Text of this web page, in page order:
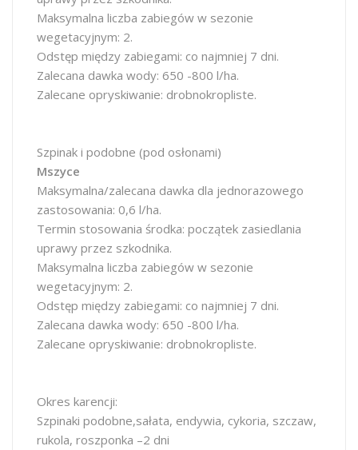
Maksymalna liczba zabiegów w sezonie
wegetacyjnym: 2.
Odstęp między zabiegami: co najmniej 7 dni.
Zalecana dawka wody: 650 -800 l/ha.
Zalecane opryskiwanie: drobnokropliste.
Szpinak i podobne (pod osłonami)
Mszyce
Maksymalna/zalecana dawka dla jednorazowego
zastosowania: 0,6 l/ha.
Termin stosowania środka: początek zasiedlania
uprawy przez szkodnika.
Maksymalna liczba zabiegów w sezonie
wegetacyjnym: 2.
Odstęp między zabiegami: co najmniej 7 dni.
Zalecana dawka wody: 650 -800 l/ha.
Zalecane opryskiwanie: drobnokropliste.
Okres karencji:
Szpinaki podobne,sałata, endywia, cykoria, szczaw,
rukola, roszponka –2 dni